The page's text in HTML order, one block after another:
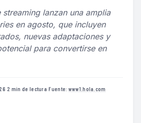
lanzan una amplia
en agosto, que incluyen
nuevas adaptaciones y
para convertirse en
·2 min de lectura·Fuente: www1.hola.com